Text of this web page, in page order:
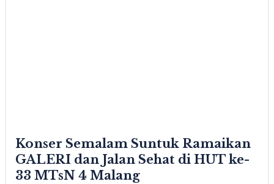
Konser Semalam Suntuk Ramaikan
GALERI dan Jalan Sehat di HUT ke-
33 MTsN 4 Malang